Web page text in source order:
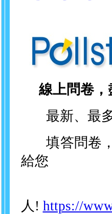
線上問卷，
最新、最多
填答問卷，
給您
人! https://